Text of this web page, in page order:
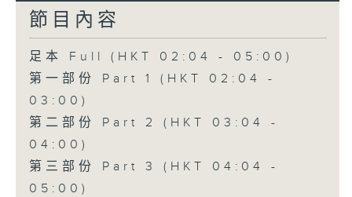
節目內容
足本 Full (HKT 02:04 - 05:00)
第一部份 Part 1 (HKT 02:04 -
03:00)
第二部份 Part 2 (HKT 03:04 -
04:00)
第三部份 Part 3 (HKT 04:04 -
05:00)